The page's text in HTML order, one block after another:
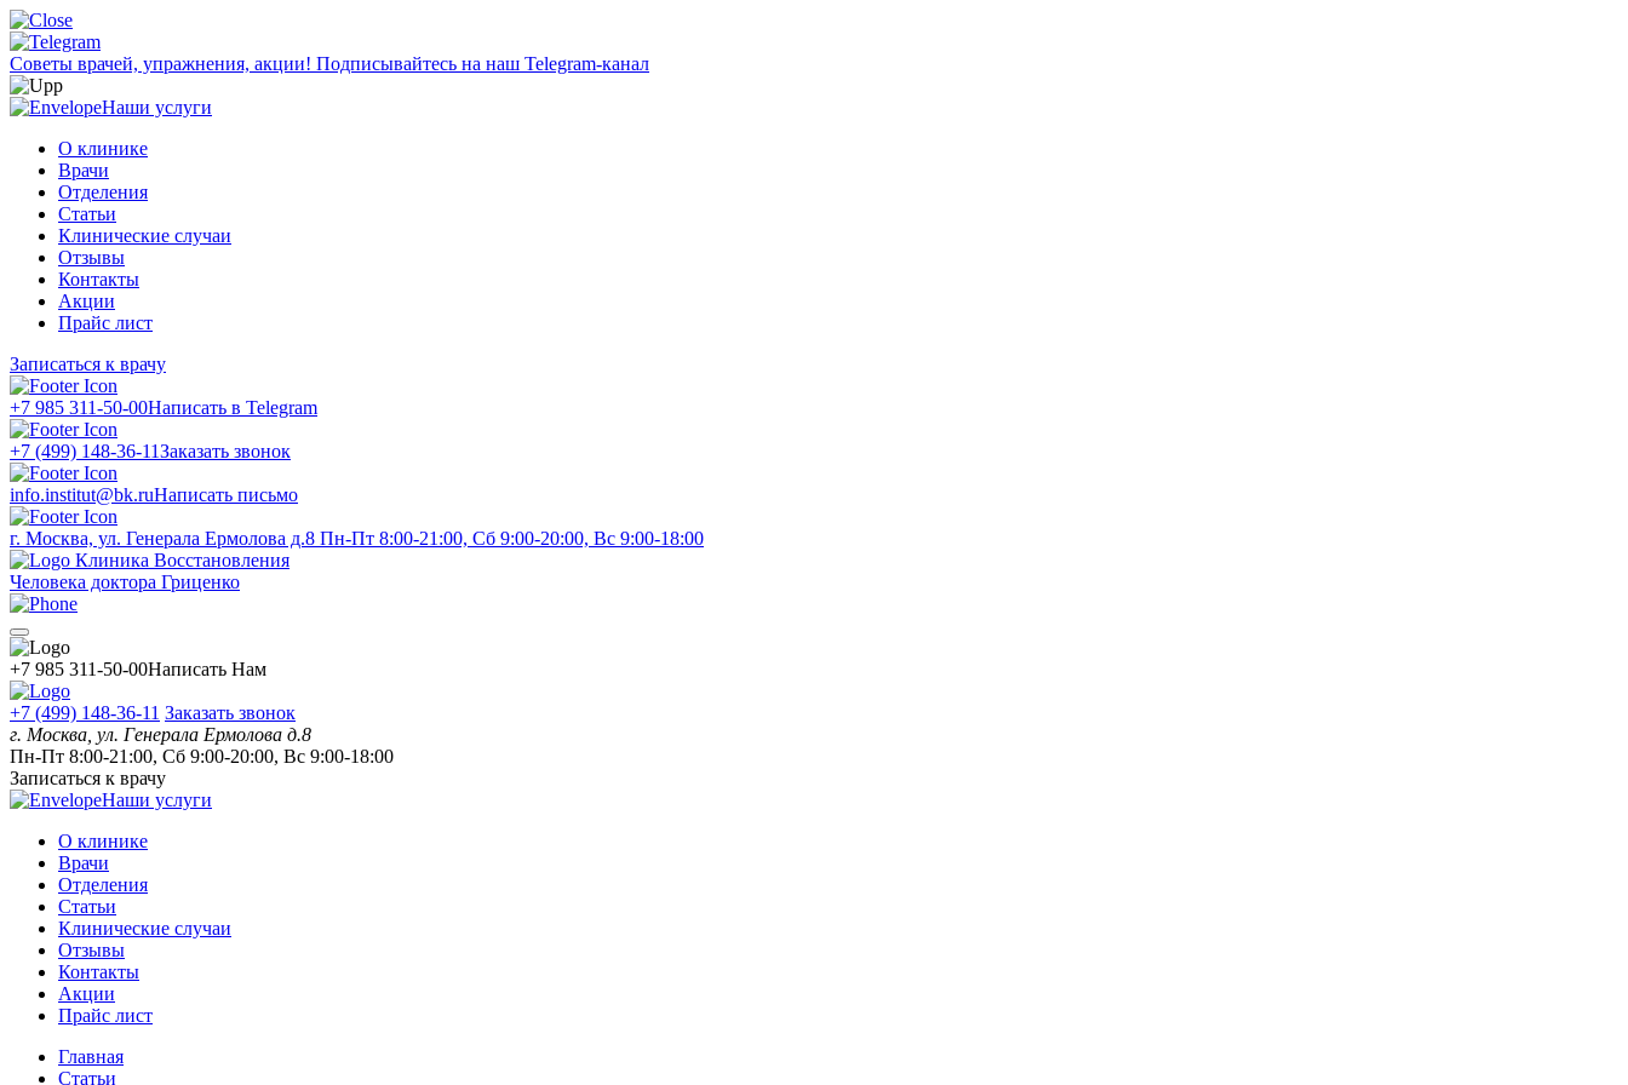
Советы врачей, упражнения, акции! Подписывайтесь на наш Telegram-канал
Наши услуги
О клинике
Врачи
Отделения
Статьи
Клинические случаи
Отзывы
Контакты
Акции
Прайс лист
Записаться к врачу
+7 985 311-50-00Написать в Telegram
+7 (499) 148-36-11Заказать звонок
info.institut@bk.ruНаписать письмо
г. Москва, ул. Генерала Ермолова д.8 Пн-Пт 8:00-21:00, Сб 9:00-20:00, Вс 9:00-18:00
Клиника Восстановления
Человека доктора Гриценко
+7 985 311-50-00Написать Нам
+7 (499) 148-36-11 Заказать звонок
г. Москва, ул. Генерала Ермолова д.8
Пн-Пт 8:00-21:00, Сб 9:00-20:00, Вс 9:00-18:00
Записаться к врачу
Наши услуги
О клинике
Врачи
Отделения
Статьи
Клинические случаи
Отзывы
Контакты
Акции
Прайс лист
Главная
Статьи